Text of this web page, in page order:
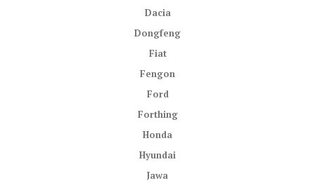
Dacia
Dongfeng
Fiat
Fengon
Ford
Forthing
Honda
Hyundai
Jawa